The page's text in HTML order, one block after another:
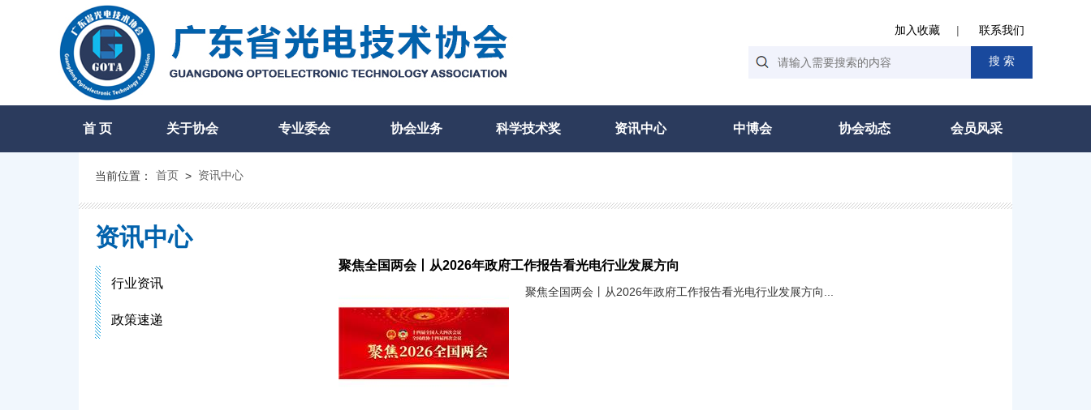
加入收藏 | 联系我们
首 页 关于协会 专业委会 协会业务 科学技术奖 资讯中心 中博会 协会动态 会员风采
当前位置： 首页 > 资讯中心
资讯中心
行业资讯
政策速递
聚焦全国两会丨从2026年政府工作报告看光电行业发展方向
聚焦全国两会丨从2026年政府工作报告看光电行业发展方向...